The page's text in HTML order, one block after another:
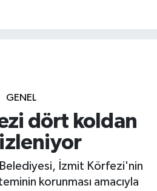
GENEL
dört koldan
İzmit Körfezi'nin
korunması amacıyla